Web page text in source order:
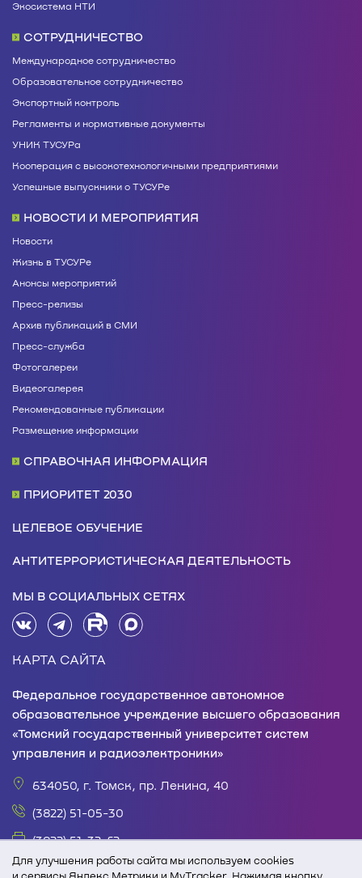
Для улучшения работы сайта мы используем cookies
Экосистема НТИ
СОТРУДНИЧЕСТВО
Международное сотрудничество
Образовательное сотрудничество
Экспортный контроль
Регламенты и нормативные документы
УНИК ТУСУРа
Кооперация с высокотехнологичными предприятиями
Успешные выпускники о ТУСУРе
НОВОСТИ И МЕРОПРИЯТИЯ
Новости
Жизнь в ТУСУРе
Анонсы мероприятий
Пресс-релизы
Архив публикаций в СМИ
Пресс-служба
Фотогалереи
Видеогалерея
Рекомендованные публикации
Размещение информации
СПРАВОЧНАЯ ИНФОРМАЦИЯ
ПРИОРИТЕТ 2030
ЦЕЛЕВОЕ ОБУЧЕНИЕ
АНТИТЕРРОРИСТИЧЕСКАЯ ДЕЯТЕЛЬНОСТЬ
МЫ В СОЦИАЛЬНЫХ СЕТЯХ
КАРТА САЙТА
Федеральное государственное автономное
образовательное учреждение высшего образования
«Томский государственный университет систем
управления и радиоэлектроники»
634050, г. Томск, пр. Ленина, 40
(3822) 51-05-30
(3822) 51-32-62
office@tusur.ru